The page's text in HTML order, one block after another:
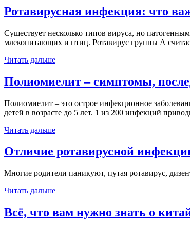
Ротавирусная инфекция: что
Существует несколько типов вируса, но
млекопитающих и птиц. Ротавирус группы А
Читать дальше
Полиомиелит – симптомы,
Полиомиелит – это острое инфекционное
детей в возрасте до 5 лет. 1 из 200 инфекций
Читать дальше
Отличие ротавирусной
Многие родители паникуют, путая ротавирус,
Читать дальше
Всё, что вам нужно знать о